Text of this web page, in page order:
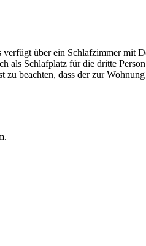
über ein Schlafzimmer
als Schlafplatz für die dritte
zu beachten, dass der zur